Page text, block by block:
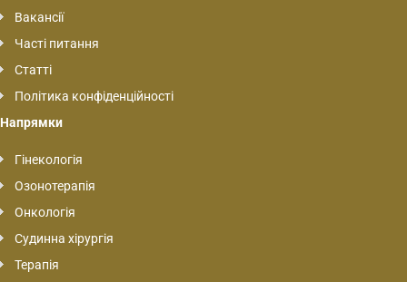
Вакансії
Часті питання
Статті
Політика конфіденційності
Напрямки
Гінекологія
Озонотерапія
Онкологія
Судинна хірургія
Терапія